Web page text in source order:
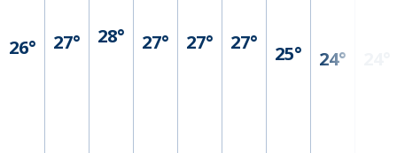
26° 27° 28° 27° 27° 27° 25° 24°